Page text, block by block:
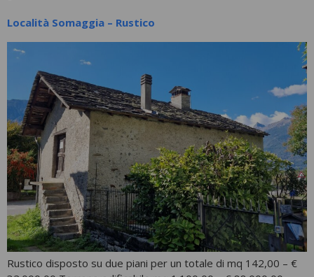
Località Somaggia – Rustico
Rustico disposto su due piani per un totale di mq 142,00 – €